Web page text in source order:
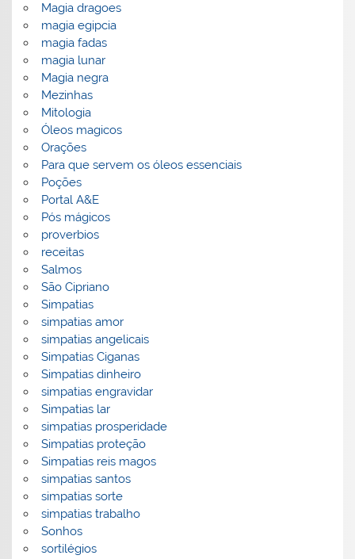
Magia dragoes
magia egipcia
magia fadas
magia lunar
Magia negra
Mezinhas
Mitologia
Óleos magicos
Orações
Para que servem os óleos essenciais
Poções
Portal A&E
Pós mágicos
proverbios
receitas
Salmos
São Cipriano
Simpatias
simpatias amor
simpatias angelicais
Simpatias Ciganas
Simpatias dinheiro
simpatias engravidar
Simpatias lar
simpatias prosperidade
Simpatias proteção
Simpatias reis magos
simpatias santos
simpatias sorte
simpatias trabalho
Sonhos
sortilégios